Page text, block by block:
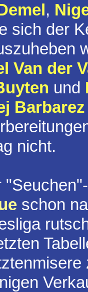
,
sich der
Van der
und
Barbarez
nicht.
schon